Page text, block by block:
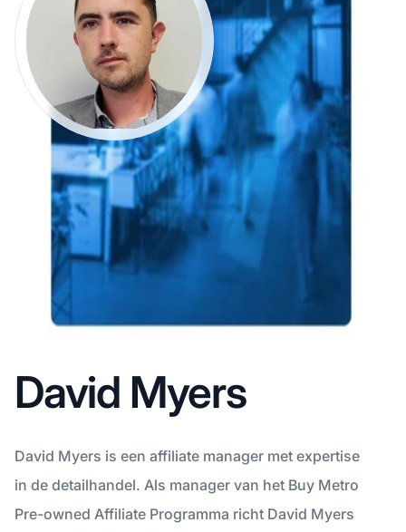
David Myers
David Myers is een affiliate manager met expertise
in de detailhandel. Als manager van het Buy Metro
Pre-owned Affiliate Programma richt David Myers